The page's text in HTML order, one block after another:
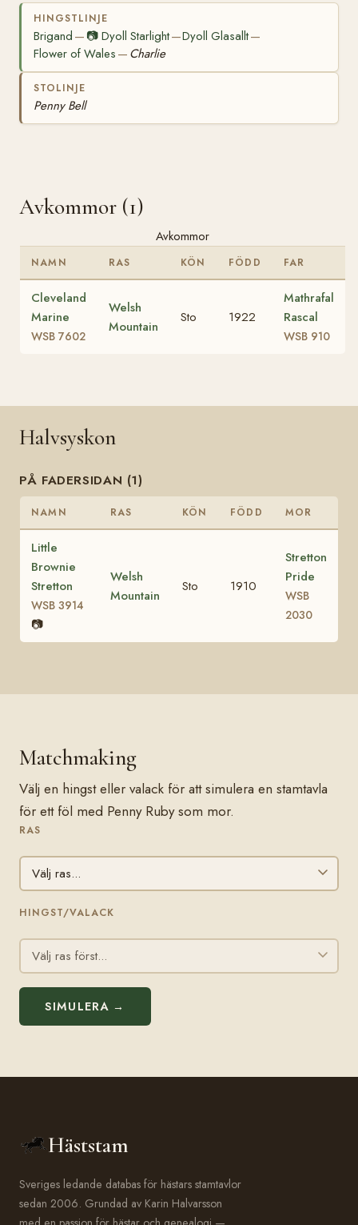
HINGSTLINJE
Brigand — 📷Dyoll Starlight—Dyoll Glasallt—
Flower of Wales — Charlie
STOLINJE
Penny Bell
Avkommor (1)
Avkommor
NAMN RAS KÖN FÖDD FAR
Cleveland
Marine
WSB 7602
Welsh
Mountain
Sto 1922
Mathrafal
Rascal
WSB 910
Halvsyskon
PÅ FADERSIDAN (1)
NAMN RAS KÖN FÖDD MOR
Little
Brownie
Stretton
WSB 3914
📷
Welsh
Mountain
Sto 1910
Stretton
Pride
WSB
2030
Matchmaking
Välj en hingst eller valack för att simulera en stamtavla
för ett föl med Penny Ruby som mor.
RAS
HINGST/VALACK
SIMULERA →
Häststam
Sveriges ledande databas för hästars stamtavlor
sedan 2006. Grundad av Karin Halvarsson